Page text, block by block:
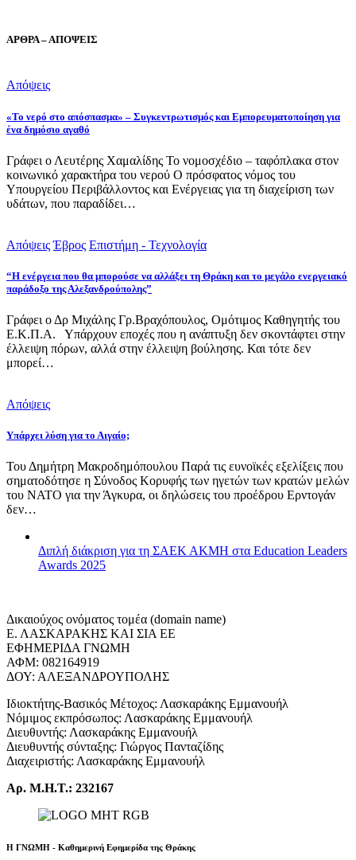
ΑΡΘΡΑ – ΑΠΟΨΕΙΣ
Απόψεις
«Το νερό στο απόσπασμα» – Συγκεντρωτισμός και Εμπορευματοποίηση για
ένα δημόσιο αγαθό
Γράφει ο Λευτέρης Χαμαλίδης Το νομοσχέδιο – ταφόπλακα στον
κοινωνικό χαρακτήρα του νερού Ο πρόσφατος νόμος του
Υπουργείου Περιβάλλοντος και Ενέργειας για τη διαχείριση των
υδάτων, που παραδίδει…
Απόψεις Έβρος Επιστήμη - Τεχνολογία
“Η ενέργεια που θα μπορούσε να αλλάξει τη Θράκη και το μεγάλο ενεργειακό
παράδοξο της Αλεξανδρούπολης”
Γράφει ο Δρ Μιχάλης Γρ.Βραχόπουλος, Ομότιμος Καθηγητής του
Ε.Κ.Π.Α. Υπάρχουν εποχές που η ανάπτυξη δεν σκοντάφτει στην
έλλειψη πόρων, αλλά στην έλλειψη βούλησης. Και τότε δεν
μπορεί…
Απόψεις
Υπάρχει λύση για το Αιγαίο;
Του Δημήτρη Μακροδημόπουλου Παρά τις ευνοϊκές εξελίξεις που
σηματοδότησε η Σύνοδος Κορυφής των ηγετών των κρατών μελών
του ΝΑΤΟ για την Άγκυρα, οι δηλώσεις του προέδρου Ερντογάν
δεν…
Διπλή διάκριση για τη ΣΑΕΚ ΑΚΜΗ στα Education Leaders
Awards 2025
Δικαιούχος ονόματος τομέα (domain name)
Ε. ΛΑΣΚΑΡΑΚΗΣ ΚΑΙ ΣΙΑ ΕΕ
ΕΦΗΜΕΡΙΔΑ ΓΝΩΜΗ
ΑΦΜ: 082164919
ΔΟΥ: ΑΛΕΞΑΝΔΡΟΥΠΟΛΗΣ
Ιδιοκτήτης-Βασικός Μέτοχος: Λασκαράκης Εμμανουήλ
Νόμιμος εκπρόσωπος: Λασκαράκης Εμμανουήλ
Διευθυντής: Λασκαράκης Εμμανουήλ
Διευθυντής σύνταξης: Γιώργος Πανταζίδης
Διαχειριστής: Λασκαράκης Εμμανουήλ
Αρ. Μ.Η.Τ.: 232167
Η ΓΝΩΜΗ - Καθημερινή Εφημερίδα της Θράκης